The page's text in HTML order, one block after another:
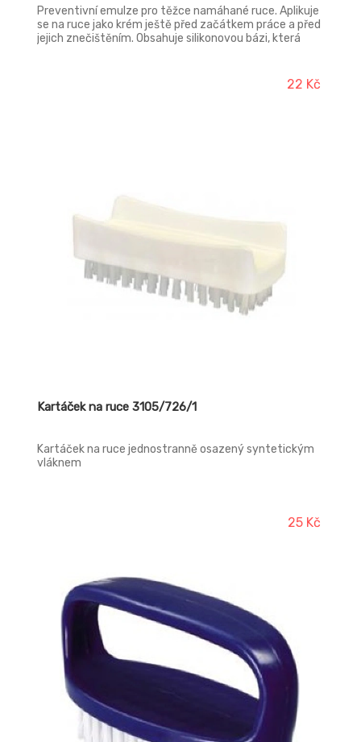
Preventivní emulze pro těžce namáhané ruce. Aplikuje
se na ruce jako krém ještě před začátkem práce a před
jejich znečištěním. Obsahuje silikonovou bázi, která
působením vody a čistících prostředků. Takto ošetřené
22 Kč
Kartáček na ruce 3105/726/1
Kartáček na ruce jednostranně osazený syntetickým
vláknem
25 Kč